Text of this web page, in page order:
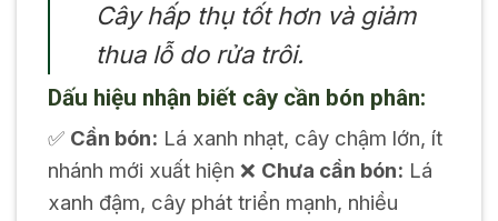
Cây hấp thụ tốt hơn và giảm
thua lỗ do rửa trôi.
Dấu hiệu nhận biết cây cần bón phân:
✅ Cần bón: Lá xanh nhạt, cây chậm lớn, ít
nhánh mới xuất hiện ❌ Chưa cần bón: Lá
xanh đậm, cây phát triển mạnh, nhiều